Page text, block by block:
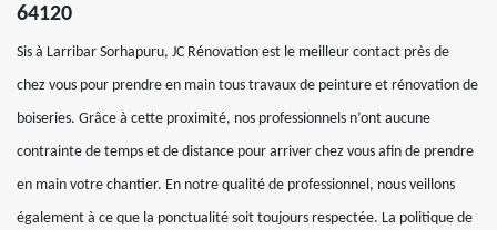
64120
Sis à Larribar Sorhapuru, JC Rénovation est le meilleur contact près de
chez vous pour prendre en main tous travaux de peinture et rénovation de
boiseries. Grâce à cette proximité, nos professionnels n’ont aucune
contrainte de temps et de distance pour arriver chez vous afin de prendre
en main votre chantier. En notre qualité de professionnel, nous veillons
également à ce que la ponctualité soit toujours respectée. La politique de